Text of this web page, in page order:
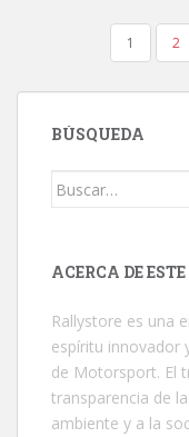
PAGINACIÓN
ENTRADAS
1 2
BÚSQUEDA
Buscar:
ACERCA DE
Rallystore es una
espíritu innovador
de Motorsport. El
transparencia de
ambiente y a la